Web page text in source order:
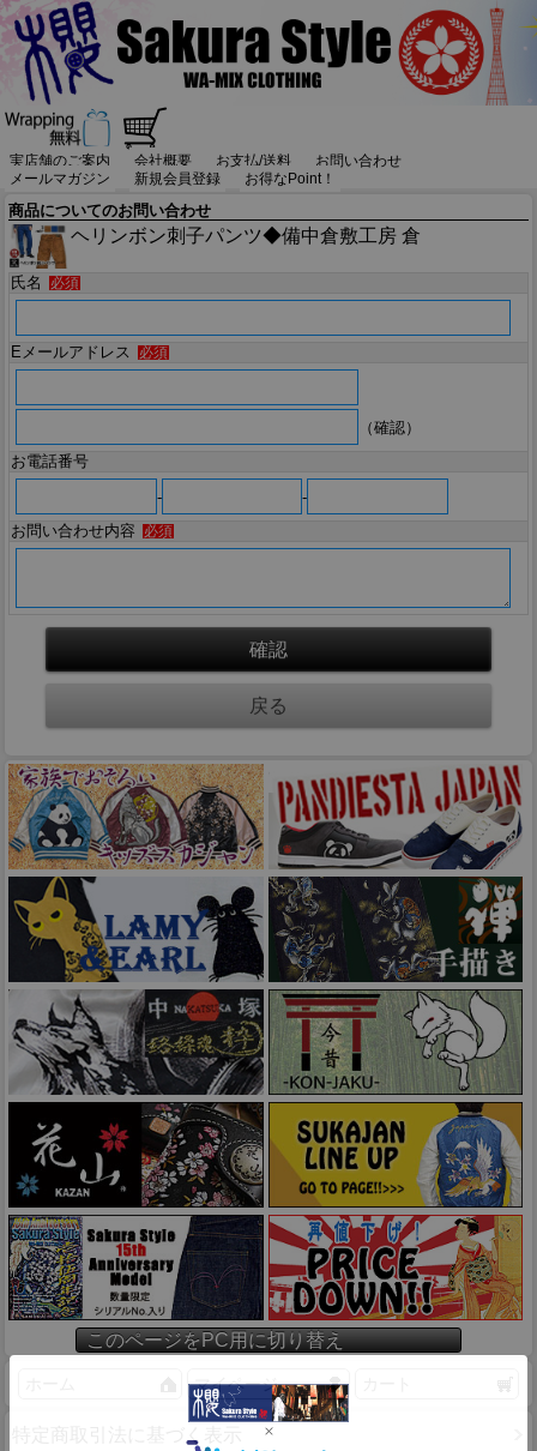
実店舗のご案内 会社概要 お支払/送料
お問い合わせ
メールマガジン
新規会員登録 お得なPoint！
商品についてのお問い合わせ
ヘリンボン刺子パンツ◆備中倉敷工房 倉
氏名 必須
Eメールアドレス 必須
（確認）
お電話番号
-
-
お問い合わせ内容
必須
このページをPC用に切り替え
マイページ